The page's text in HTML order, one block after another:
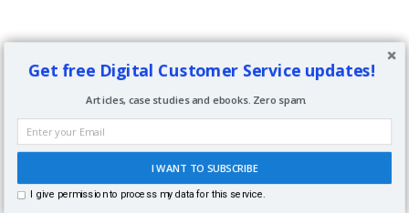
Get free Digital Customer Service updates!
I WANT TO SUBSCRIBE
I give permission to process my data for this service.
Articles, case studies and ebooks. Zero spam.